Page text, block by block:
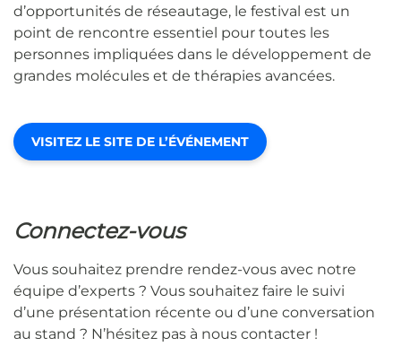
d’opportunités de réseautage, le festival est un
point de rencontre essentiel pour toutes les
personnes impliquées dans le développement de
grandes molécules et de thérapies avancées.
VISITEZ LE SITE DE L’ÉVÉNEMENT
Connectez-vous
Vous souhaitez prendre rendez-vous avec notre
équipe d’experts ? Vous souhaitez faire le suivi
d’une présentation récente ou d’une conversation
au stand ? N’hésitez pas à nous contacter !